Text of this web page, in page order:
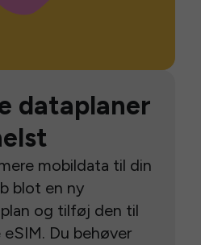
dataplaner
mobildata til din
blot en ny
og tilføj den til
Du behøver